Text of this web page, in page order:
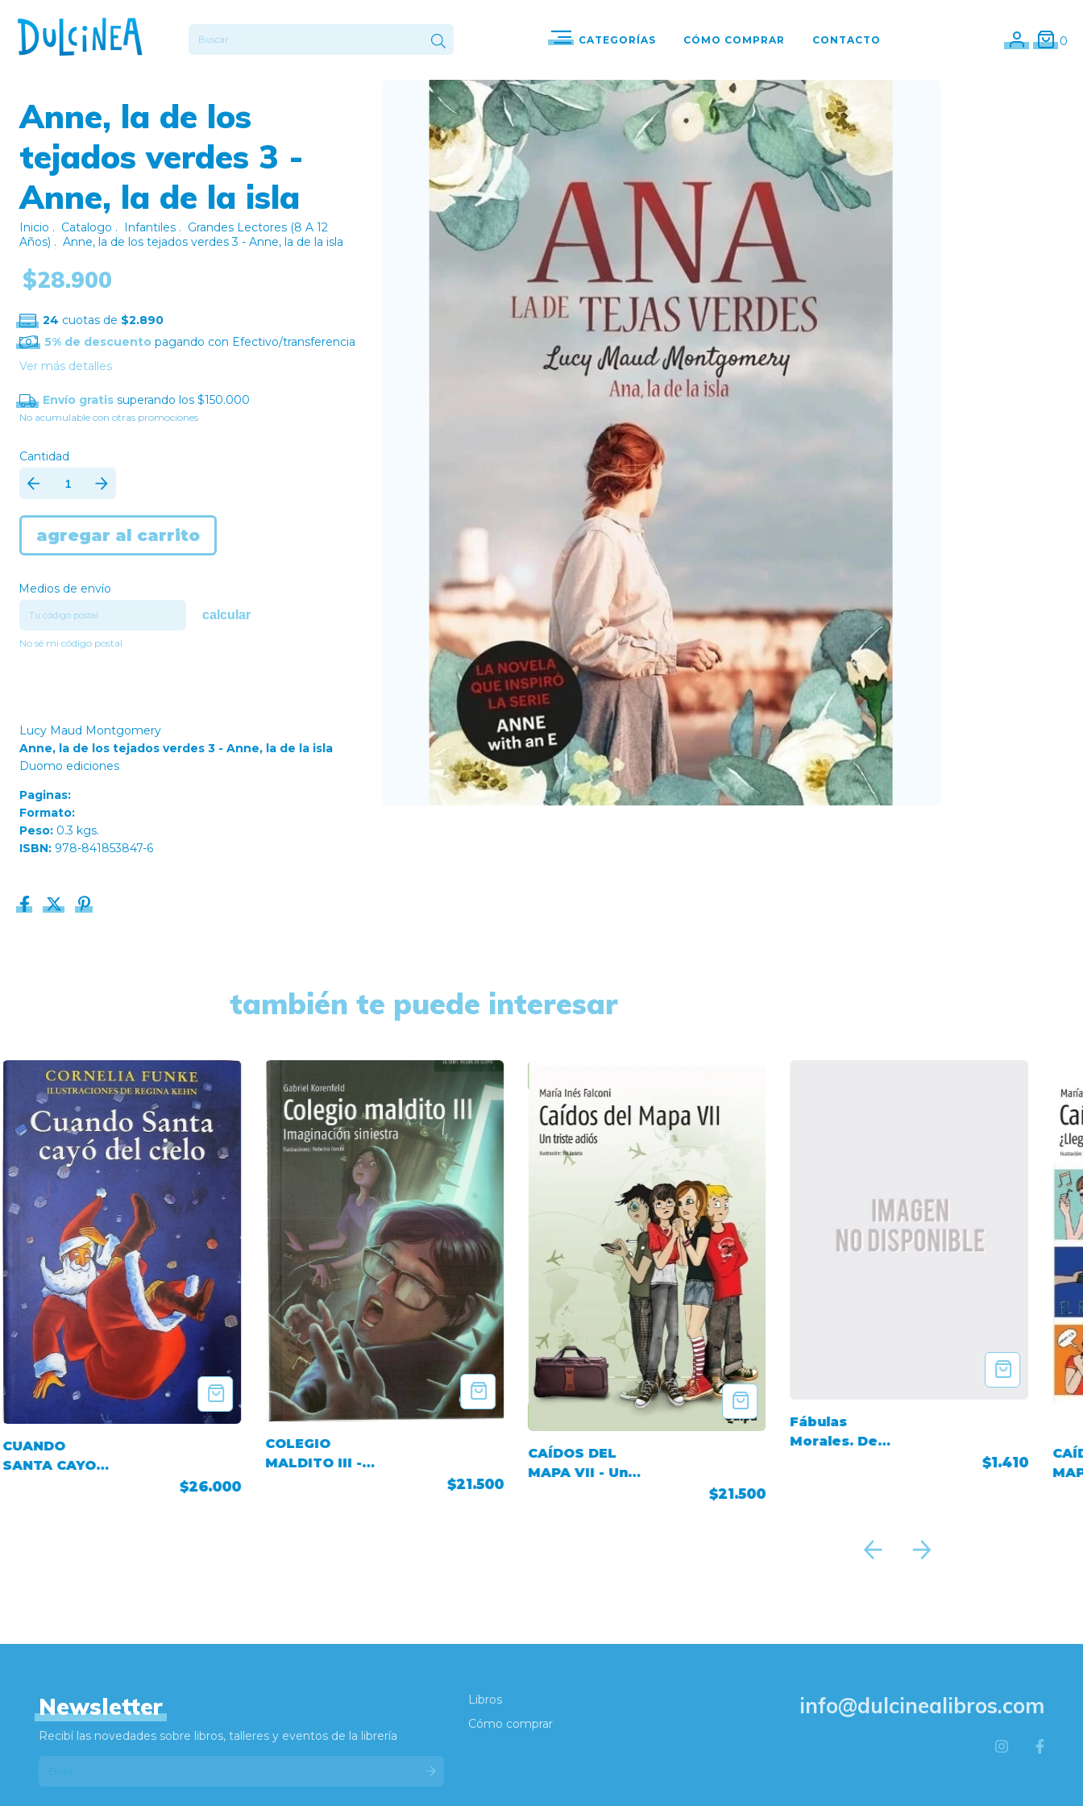
CATEGORÍAS CÓMO COMPRAR CONTACTO 0
Anne, la de los
tejados verdes 3 -
Anne, la de la isla
Inicio . Catalogo . Infantiles . Grandes Lectores (8 A 12
Años) . Anne, la de los tejados verdes 3 - Anne, la de la isla
$28.900
24 cuotas de $2.890
5% de descuento pagando con Efectivo/transferencia
Ver más detalles
Envío gratis superando los $150.000
No acumulable con otras promociones
Cantidad
Medios de envío
calcular
No sé mi código postal
Lucy Maud Montgomery
Anne, la de los tejados verdes 3 - Anne, la de la isla
Duomo ediciones
Paginas:
Formato:
Peso: 0.3 kgs.
ISBN: 978-841853847-6
también te puede interesar
CUANDO
SANTA CAYO
$26.000
COLEGIO
MALDITO III -
$21.500
CAÍDOS DEL
MAPA VII - Un
$21.500
Fábulas
Morales. De
$1.410
Newsletter
Recibí las novedades sobre libros, talleres y eventos de la librería
Libros
Cómo comprar
info@dulcinealibros.com